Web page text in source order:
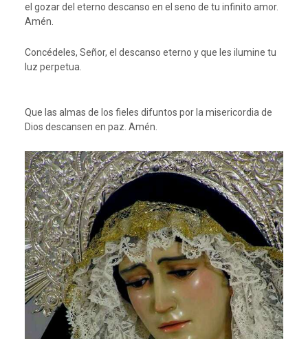
el gozar del eterno descanso en el seno de tu infinito amor.
Amén.
Concédeles, Señor, el descanso eterno y que les ilumine tu
luz perpetua.
Que las almas de los fieles difuntos por la misericordia de
Dios descansen en paz. Amén.